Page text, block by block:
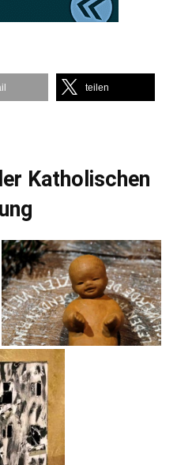
teilen
Katholischen